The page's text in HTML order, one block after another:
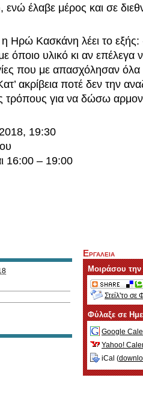
έλαβε μέρος και σε
η Ηρώ Κασκάνη λέει το
όποιο υλικό κι αν επέλεγα
που με απασχόλησαν όλα
ακρίβεια ποτέ δεν την
τρόπους για να δώσω
2018, 19:30
16:00 – 19:00
Εργαλεια
Μοιράσου
Στείλ'το σε
Φύλαξε σε
Google
Yahoo!
iCal (